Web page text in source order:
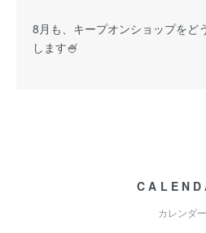
8月も、キープオンショップをど
します🍧
カレンダー